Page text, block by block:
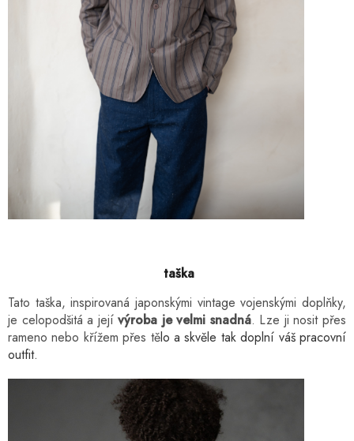
taška
Tato taška, inspirovaná japonskými vintage vojenskými doplňky,
je celopodšitá a jejívýroba je velmi snadná. Lze ji nosit přes
rameno nebo křížem přes tělo a skvěle tak doplní váš pracovní
outfit.